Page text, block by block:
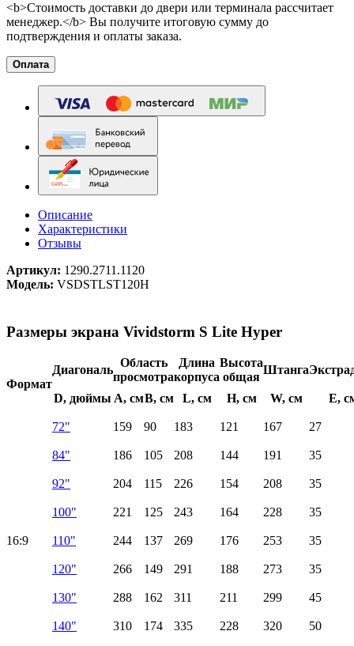
<b>Стоимость доставки до двери или терминала рассчитает
менеджер.</b> Вы получите итоговую сумму до
подтверждения и оплаты заказа.
Оплата
Описание
Характеристики
Отзывы
Артикул: 1290.2711.1120
Модель: VSDSTLST120H
Размеры экрана Vividstorm S Lite Hyper
Формат
Диагональ
Область
просмотра
Длина
корпуса
Высота
общая
Штанга
D, дюймы A, смB, см L, см H, см W, см E,
16:9
72" 159 90 183 121 167 27
84" 186 105 208 144 191 35
92" 204 115 226 154 208 35
100" 221 125 243 164 228 35
110" 244 137 269 176 253 35
120" 266 149 291 188 273 35
130" 288 162 311 211 299 45
140" 310 174 335 228 320 50